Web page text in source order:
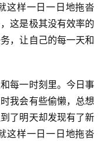
这样一日一日地拖沓
这是极其没有效率的
，让自己的每一天和
每一时刻里。今日事
我会有些偷懒，总想
了明天却发现有了新
这样一日一日地拖沓